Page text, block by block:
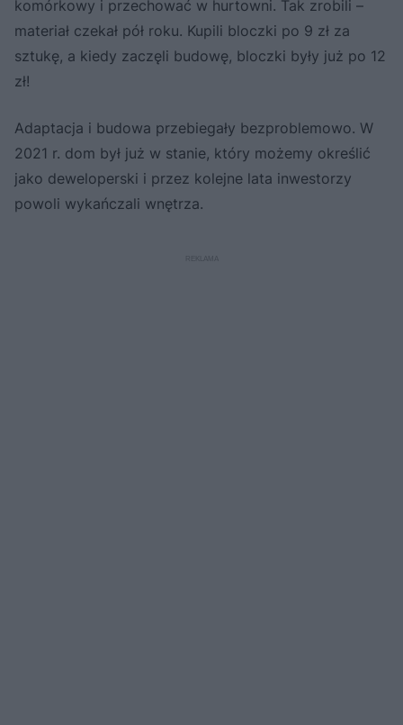
komórkowy i przechować w hurtowni. Tak zrobili –
materiał czekał pół roku. Kupili bloczki po 9 zł za
sztukę, a kiedy zaczęli budowę, bloczki były już po 12
zł!
Adaptacja i budowa przebiegały bezproblemowo. W
2021 r. dom był już w stanie, który możemy określić
jako deweloperski i przez kolejne lata inwestorzy
powoli wykańczali wnętrza.